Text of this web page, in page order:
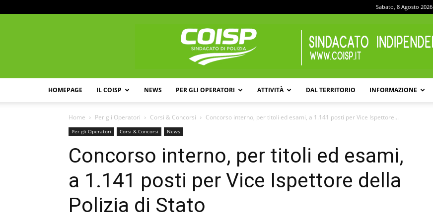
Sabato, 8 Agosto 2026
HOMEPAGE IL COISP NEWS PER GLI OPERATORI ATTIVITÀ DAL TERRITORIO INFORMAZIONE
Home Per gli Operatori Corsi & Concorsi Concorso interno, per titoli ed esami, a 1.141 posti per Vice Ispettore...
Per gli Operatori Corsi & Concorsi News
Concorso interno, per titoli ed esami,
a 1.141 posti per Vice Ispettore della
Polizia di Stato